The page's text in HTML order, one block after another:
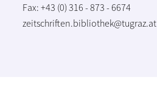
Fax: +43 (0) 316 - 873 - 6674
zeitschriften.bibliothek@tugraz.at